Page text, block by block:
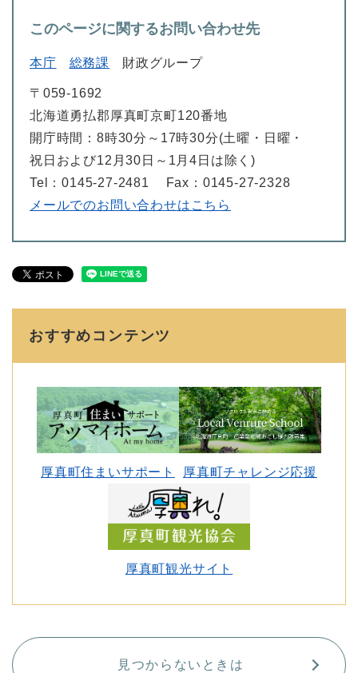
このページに関するお問い合わせ先
本庁 総務課 財政グループ
〒059-1692
北海道勇払郡厚真町京町120番地
開庁時間：8時30分～17時30分(土曜・日曜・
祝日および12月30日～1月4日は除く)
Tel：0145-27-2481
Fax：0145-27-2328
メールでのお問い合わせはこちら
おすすめコンテンツ
厚真町住まいサポート 厚真町チャレンジ応援
厚真町観光サイト
見つからないときは